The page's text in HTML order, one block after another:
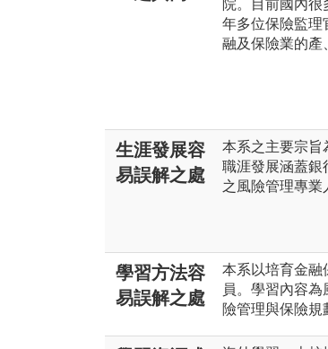
院。目前國內
年多位保險監理
融及保險業的產
生涯發展容
易誤解之處
本系之主要宗旨
職涯發展涵蓋銀
之風險管理專業
學習方法容
易誤解之處
本系以培育金融
員。學習內容
險管理與保險規